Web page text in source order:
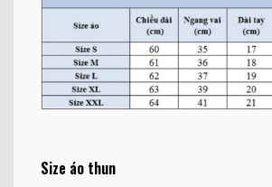
Size áo thun